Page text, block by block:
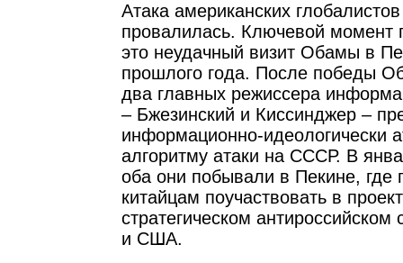
Атака американских
провалилась. Ключевой момент
это неудачный визит Обамы в
прошлого года. После победы
два главных режиссера
– Бжезинский и Киссинджер –
информационно-идеологически
алгоритму атаки на СССР. В
оба они побывали в Пекине, где
китайцам поучаствовать в
стратегическом
и США.